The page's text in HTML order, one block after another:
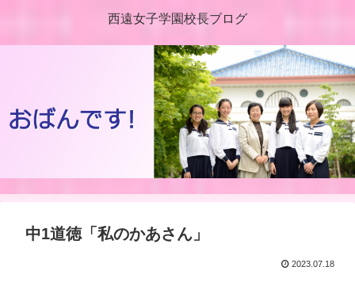
西遠女子学園校長ブログ
中1道徳「私のかあさん」
2023.07.18